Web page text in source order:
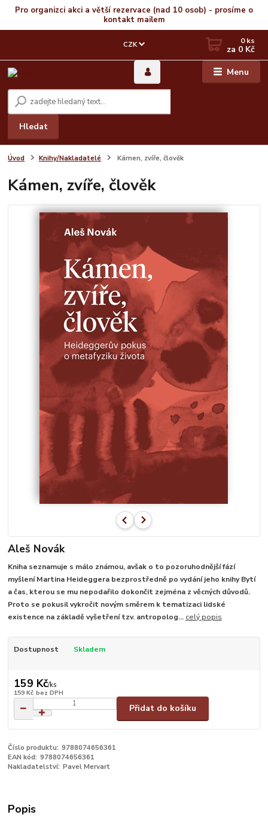
Pro organizci akci a větší rezervace (nad 10 osob) - prosíme o
kontakt mailem
Menu
CZK
Hledat
0ks
za 0 Kč
Úvod Knihy/Nakladatelé Kámen, zvíře, člověk
Kámen, zvíře, člověk
Aleš Novák
Kniha seznamuje s málo známou, avšak o to pozoruhodnější fází
myšlení Martina Heideggera bezprostředně po vydání jeho knihy Bytí
a čas, kterou se mu nepodařilo dokončit zejména z věcných důvodů.
Proto se pokusil vykročit novým směrem k tematizaci lidské
existence na základě vyšetření tzv. antropolog... celý popis
Dostupnost Skladem
159 Kč/ks
159 Kč bez DPH
Přidat do košíku
Číslo produktu: 9788074656361
EAN kód: 9788074656361
Nakladatelství: Pavel Mervart
Popis